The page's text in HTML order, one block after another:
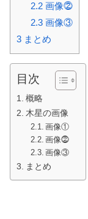
2.2画像⓶
2.3画像③
3 まとめ
目次
概略
木星の画像
画像①
画像⓶
画像③
まとめ